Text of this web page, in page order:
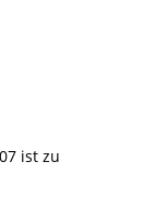
ist zu